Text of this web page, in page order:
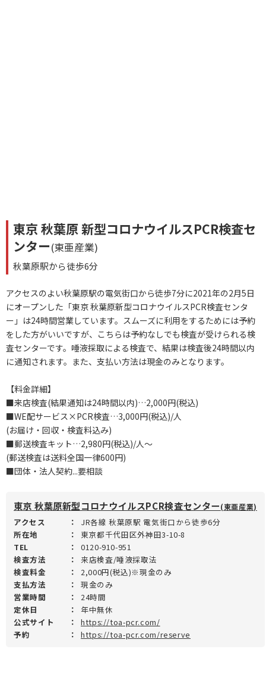
東京 秋葉原 新型コロナウイルスPCR検査セ
ンター(東亜産業)
秋葉原駅から徒歩6分
アクセスのよい秋葉原駅の電気街口から徒歩7分に2021年の2月5日
にオープンした「東京 秋葉原新型コロナウイルスPCR検査センタ
ー」は24時間営業しています。スムーズに利用をするためには予約
をした方がいいですが、こちらは予約なしでも検査が受けられる検
査センターです。唾液採取による検査で、結果は検査後24時間以内
に通知されます。また、支払い方法は現金のみとなります。
【料金詳細】
■来店検査(結果通知は24時間以内)…2,000円(税込)
■WE配サービス×PCR検査…3,000円(税込)/人
(お届け・回収・検査料込み)
■郵送検査キット…2,980円(税込)/人～
(郵送検査は送料全国一律600円)
■団体・法人契約...要相談
東京 秋葉原新型コロナウイルスPCR検査センター(東亜産業)
アクセス ：
JR各線 秋葉原駅 電気街口から徒歩6分
所在地
：
東京都千代田区外神田3-10-8
TEL
：
0120-910-951
検査方法
：
来店検査/唾液採取法
検査料金
：
2,000円(税込)※現金のみ
支払方法
：
現金のみ
営業時間
：
24時間
定休日
：
年中無休
公式サイト
：
https://toa-pcr.com/
予約
： https://toa-pcr.com/reserve